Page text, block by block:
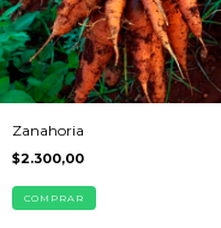
Zanahoria
$2.300,00
COMPRAR